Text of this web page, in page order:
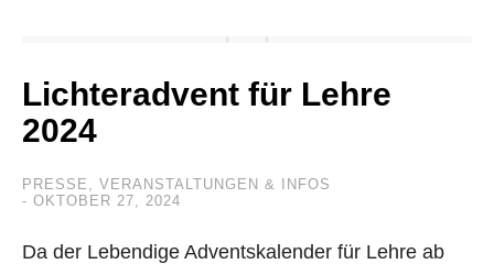
Lichteradvent für Lehre
2024
PRESSE , VERANSTALTUNGEN & INFOS
OKTOBER 27, 2024
Da der Lebendige Adventskalender für Lehre ab